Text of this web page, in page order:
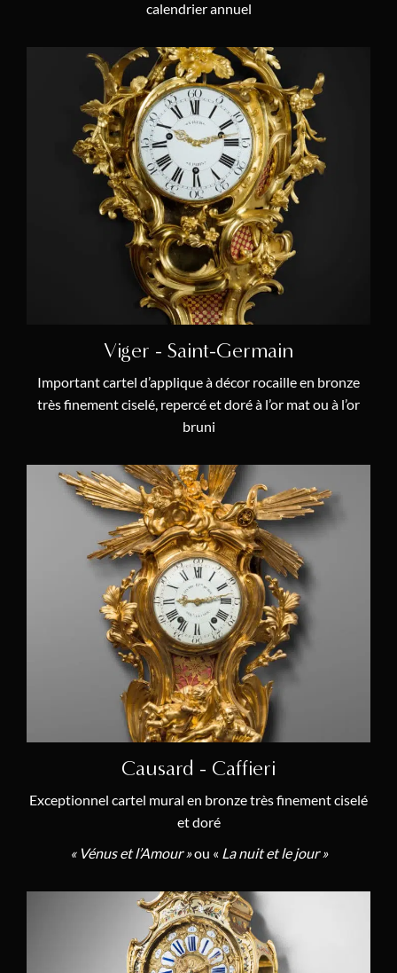
Régulateurs de Précision (4)
Nouvelles Acquisitions (7)
Thématiques
Allégorie & Mythologie (9)
(4)
Calendrier Annuel (2)
Cercles Tournants (1)
Équation du Temps (3)
Marqueterie (2)
(2)
Rococo (4)
Jean-Baptiste III Albert Baillon (3)
Jean-Joseph de Saint-Germain (8)
Elie Barbezat (1)
Louis-Antoine Beauvarlet (1)
Philippe Caffieri (3)
Edme-Jean Causard (1)
Jouve (1)
Antoine-François Dumont (1)
Jean-Jacques Fieffé (1)
Nicolas-Jean Fieffé (1)
calendrier annuel
Viger - Saint-Germain
Important cartel d’applique à décor rocaille en bronze
très finement ciselé, repercé et doré à l’or mat ou à l’or
bruni
Causard - Caffieri
Exceptionnel cartel mural en bronze très finement ciselé
et doré
« Vénus et l’Amour »ou « La nuit et le jour »